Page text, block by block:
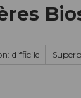
difficile